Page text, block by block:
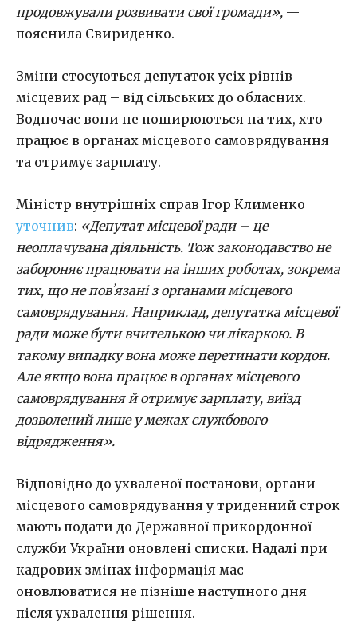
продовжували розвивати свої громади», —
пояснила Свириденко.
Зміни стосуються депутаток усіх рівнів
місцевих рад – від сільських до обласних.
Водночас вони не поширюються на тих, хто
працює в органах місцевого самоврядування
та отримує зарплату.
Міністр внутрішніх справ Ігор Клименко
уточнив: «Депутат місцевої ради – це
неоплачувана діяльність. Тож законодавство не
забороняє працювати на інших роботах, зокрема
тих, що не повʼязані з органами місцевого
самоврядування. Наприклад, депутатка місцевої
ради може бути вчителькою чи лікаркою. В
такому випадку вона може перетинати кордон.
Але якщо вона працює в органах місцевого
самоврядування й отримує зарплату, виїзд
дозволений лише у межах службового
відрядження».
Відповідно до ухваленої постанови, органи
місцевого самоврядування у триденний строк
мають подати до Державної прикордонної
служби України оновлені списки. Надалі при
кадрових змінах інформація має
оновлюватися не пізніше наступного дня
після ухвалення рішення.